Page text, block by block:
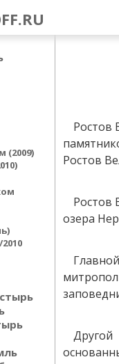
(2009)
Ростов
Ростов
Ростов
озера
Другой